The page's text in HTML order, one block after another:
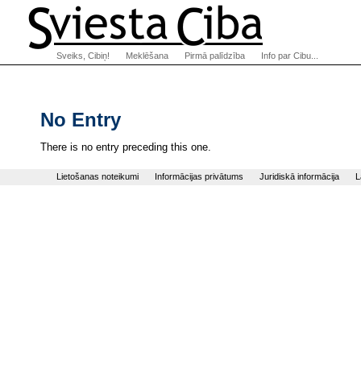
No Entry
There is no entry preceding this one.
Sveiks, Cibiņ! Meklēšana Pirmā palīdzība Info par Cibu...
Lietošanas noteikumi Informācijas privātums Juridiskā informācija